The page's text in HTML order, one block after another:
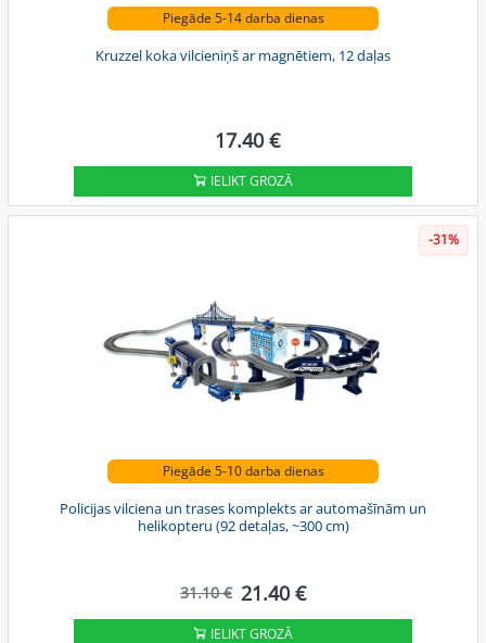
Piegāde 5-14 darba dienas
Kruzzel koka vilcieniņš ar magnētiem, 12 daļas
17.40 €
IELIKT GROZĀ
-31%
Piegāde 5-10 darba dienas
Policijas vilciena un trases komplekts ar automašīnām un
helikopteru (92 detaļas, ~300 cm)
31.10 € 21.40 €
IELIKT GROZĀ